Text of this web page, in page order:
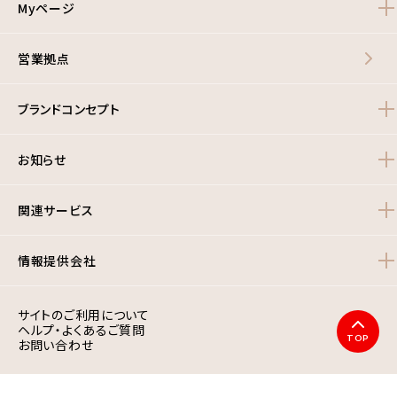
Myページ
営業拠点
ブランドコンセプト
お知らせ
関連サービス
情報提供会社
サイトのご利用について
ヘルプ・よくあるご質問
お問い合わせ
TOP